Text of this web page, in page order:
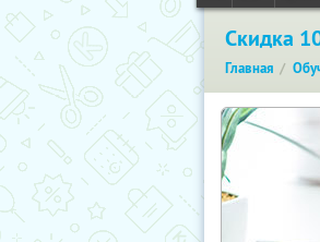
Скидка
Главная